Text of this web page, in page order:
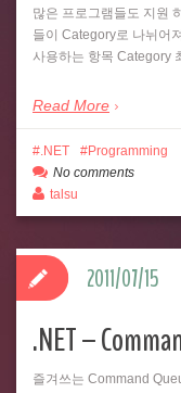
많은 프로그램들도 지원
들이 Category로 나뉘어
사용하는 항목 Category
Read More
.NET
Programming
No comments
talsu
.NET –
즐겨쓰는 Command
2011/07/15